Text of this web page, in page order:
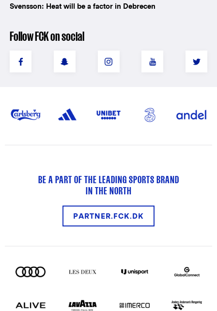
Svensson: Heat will be a factor in Debrecen
Follow FCK on social
BE A PART OF THE LEADING SPORTS BRAND
IN THE NORTH
PARTNER.FCK.DK